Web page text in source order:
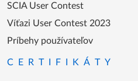
SCIA User Contest
Víťazi User Contest 2023
Príbehy používateľov
CERTIFIKÁTY